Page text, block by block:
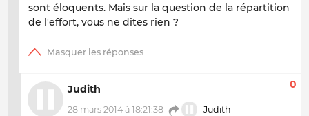
sont éloquents. Mais sur la question de la répartition
de l'effort, vous ne dites rien ?
Judith
28 mars 2014 à 18:21:38 Judith
0